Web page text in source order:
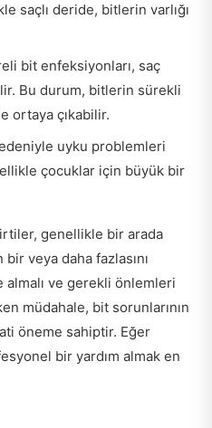
saçlı deride, bitlerin varlığı
bit enfeksiyonları, saç
Bu durum, bitlerin sürekli
ortaya çıkabilir.
uyku problemleri
çocuklar için büyük bir
genellikle bir arada
veya daha fazlasını
almalı ve gerekli önlemleri
müdahale, bit sorunlarının
öneme sahiptir. Eğer
bir yardım almak en